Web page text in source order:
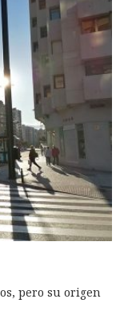
pero su origen